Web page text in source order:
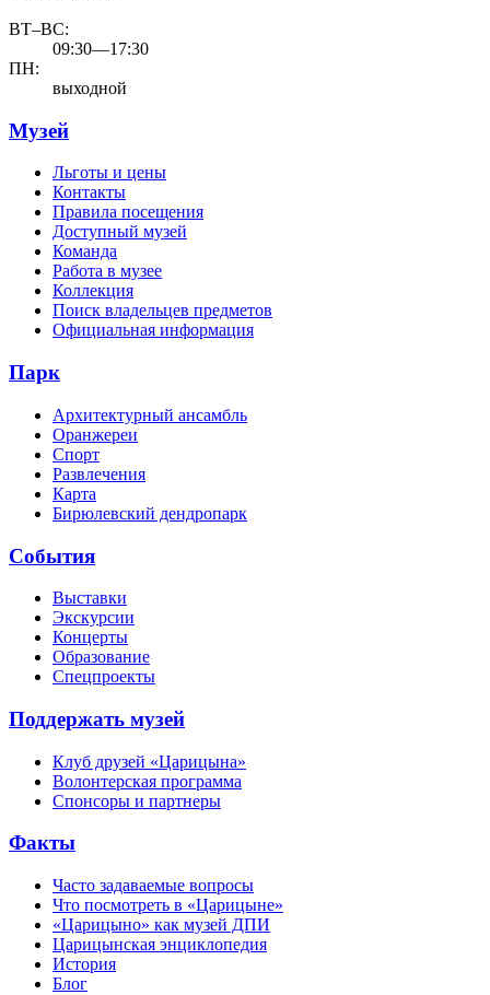
ВТ–ВС:
09:30—17:30
ПН:
выходной
Музей
Льготы и цены
Контакты
Правила посещения
Доступный музей
Команда
Работа в музее
Коллекция
Поиск владельцев предметов
Официальная информация
Парк
Архитектурный ансамбль
Оранжереи
Спорт
Развлечения
Карта
Бирюлевский дендропарк
События
Выставки
Экскурсии
Концерты
Образование
Спецпроекты
Поддержать музей
Клуб друзей «Царицына»
Волонтерская программа
Спонсоры и партнеры
Факты
Часто задаваемые вопросы
Что посмотреть в «Царицыне»
«Царицыно» как музей ДПИ
Царицынская энциклопедия
История
Блог